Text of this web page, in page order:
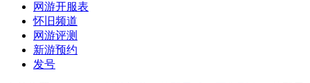
网游开服表
怀旧频道
网游评测
新游预约
发号